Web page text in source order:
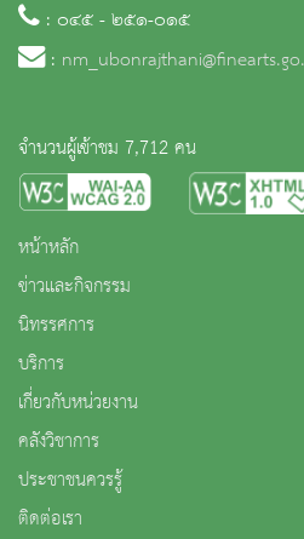
: ๐๔๕ - ๒๕๑-๐๑๕
:
จำนวนผู้เข้าชม 7,712 คน
หน้าหลัก
ข่าวและกิจกรรม
นิทรรศการ
บริการ
เกี่ยวกับหน่วยงาน
คลังวิชาการ
ประชาชนควรรู้
ติดต่อเรา